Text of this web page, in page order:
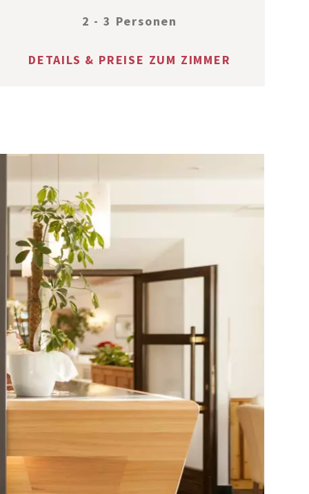
2 - 3 Personen
DETAILS & PREISE ZUM ZIMMER